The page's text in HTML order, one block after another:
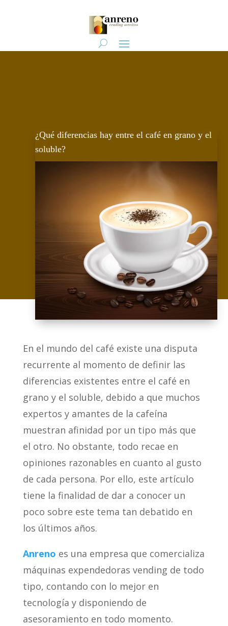
¿Qué diferencias hay entre el café en grano y el
soluble?
En el mundo del café existe una disputa
recurrente al momento de definir las
diferencias existentes entre el café en
grano y el soluble, debido a que muchos
expertos y amantes de la cafeína
muestran afinidad por un tipo más que
el otro. No obstante, todo recae en
opiniones razonables en cuanto al gusto
de cada persona. Por ello, este artículo
tiene la finalidad de dar a conocer un
poco sobre este tema tan debatido en
los últimos años.
Anreno es una empresa que comercializa
máquinas expendedoras vending de todo
tipo, contando con lo mejor en
tecnología y disponiendo de
asesoramiento en todo momento.